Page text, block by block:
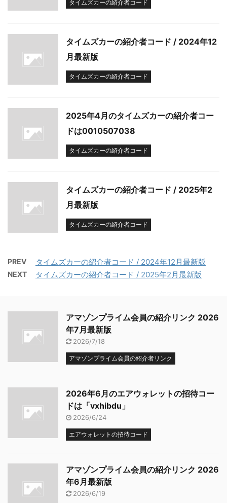
タイムズカーの紹介者コード
タイムズカーの紹介者コード / 2024年12
月最新版
タイムズカーの紹介者コード
2025年4月のタイムズカーの紹介者コー
ドは0010507038
タイムズカーの紹介者コード
タイムズカーの紹介者コード / 2025年2
月最新版
タイムズカーの紹介者コード
PREV タイムズカーの紹介者コード / 2024年12月最新版
NEXT タイムズカーの紹介者コード / 2025年2月最新版
アマゾンプライム会員の紹介リンク 2026
年7月最新版
2026/7/18
アマゾンプライム会員の紹介者リンク
2026年6月のエアウォレットの招待コー
ドは「vxhibdu」
2026/6/24
エアウォレットの招待コード
アマゾンプライム会員の紹介リンク 2026
年6月最新版
2026/6/19